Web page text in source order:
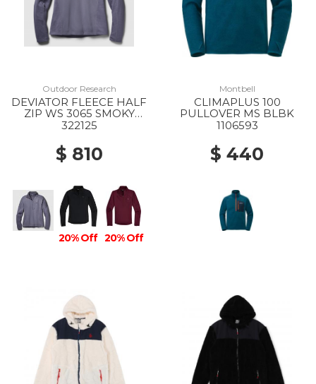
Outdoor Research
DEVIATOR FLEECE HALF
ZIP WS 3065 SMOKY
QUARTZ
322125
$ 810
20% Off 20% Off
Montbell
CLIMAPLUS 100
PULLOVER MS BLBK
1106593
$ 440